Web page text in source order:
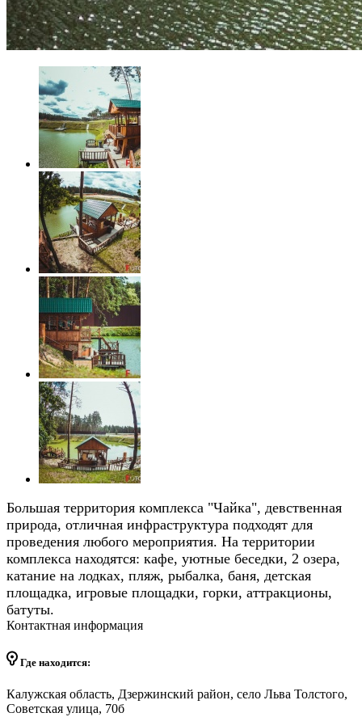
Большая территория комплекса "Чайка", девственная
природа, отличная инфраструктура подходят для
проведения любого мероприятия. На территории
комплекса находятся: кафе, уютные беседки, 2 озера,
катание на лодках, пляж, рыбалка, баня, детская
площадка, игровые площадки, горки, аттракционы,
батуты.
Контактная информация
Где находится:
Калужская область, Дзержинский район, село Льва Толстого,
Советская улица, 70б